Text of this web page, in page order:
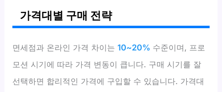
가격대별 구매 전략
면세점과 온라인 가격 차이는10~20% 수준이며, 프로
모션 시기에 따라 가격 변동이 큽니다. 구매 시기를 잘
선택하면 합리적인 가격에 구입할 수 있습니다. 가격대